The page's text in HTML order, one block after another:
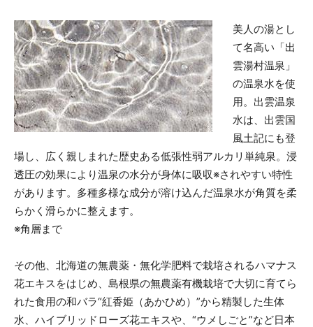
美人の湯とし
て名高い「出
雲湯村温泉」
の温泉水を使
用。出雲温泉
水は、出雲国
風土記にも登
場し、広く親しまれた歴史ある低張性弱アルカリ単純泉。浸
透圧の効果により温泉の水分が身体に吸収※されやすい特性
があります。多種多様な成分が溶け込んだ温泉水が角質を柔
らかく滑らかに整えます。
※角層まで
その他、北海道の無農薬・無化学肥料で栽培されるハマナス
花エキスをはじめ、島根県の無農薬有機栽培で大切に育てら
れた食用の和バラ“紅香姫（あかひめ）”から精製した生体
水、ハイブリッドローズ花エキスや、“ウメしごと”など日本